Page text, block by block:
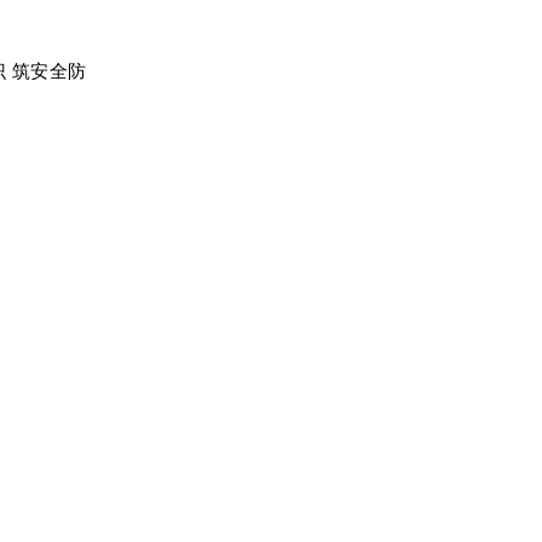
恩。学
长陈松
筑安全防